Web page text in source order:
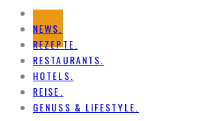
HOME.
NEWS.
REZEPTE.
RESTAURANTS.
HOTELS.
REISE.
GENUSS & LIFESTYLE.